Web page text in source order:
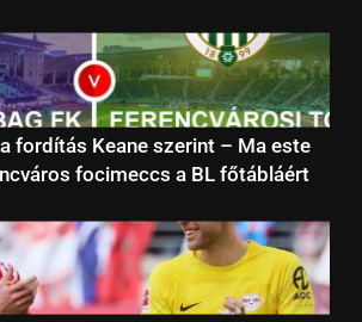
fordítás Keane szerint – Ma este
focimeccs a BL főtábláért